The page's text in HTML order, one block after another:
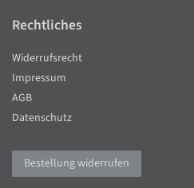
Rechtliches
Widerrufsrecht
Impressum
AGB
Datenschutz
Bestellung widerrufen